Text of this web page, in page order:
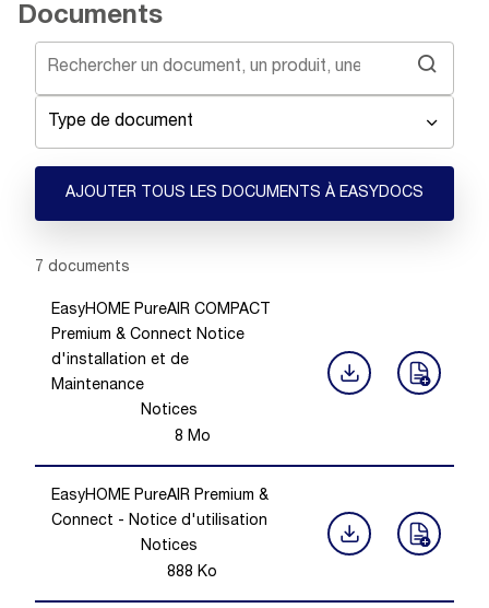
Documents
Type de document
AJOUTER TOUS LES DOCUMENTS À EASYDOCS
Showing 1 -7
7 documents
EasyHOME PureAIR COMPACT
Premium & Connect Notice
d'installation et de
Maintenance
Notices
8 Mo
EasyHOME PureAIR Premium &
Connect - Notice d'utilisation
Notices
888 Ko